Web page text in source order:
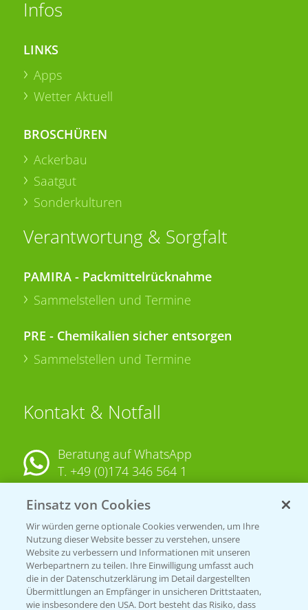
Infos
LINKS
Apps
Wetter Aktuell
BROSCHÜREN
Ackerbau
Saatgut
Sonderkulturen
Verantwortung & Sorgfalt
PAMIRA - Packmittelrücknahme
Sammelstellen und Termine
PRE - Chemikalien sicher entsorgen
Sammelstellen und Termine
Kontakt & Notfall
Beratung auf WhatsApp
T. +49 (0)174 346 564 1
KONTAKT
Hilfe in Notfällen
T.+49 (0)214/30-20220
Einsatz von Cookies
Wir würden gerne optionale Cookies verwenden, um Ihre
Nutzung dieser Website besser zu verstehen, unsere
Website zu verbessern und Informationen mit unseren
Werbepartnern zu teilen. Ihre Einwilligung umfasst auch
die in der Datenschutzerklärung im Detail dargestellten
Übermittlungen an Empfänger in unsicheren Drittstaaten,
wie insbesondere den USA. Dort besteht das Risiko, dass